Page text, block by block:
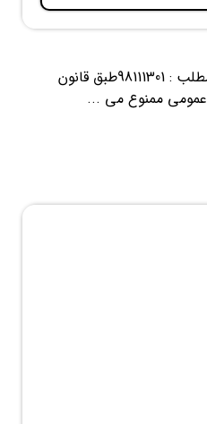
سیگار کشیدن در مجتمعکد مطلب : 98111301طبق قانون
ممنوع می ...